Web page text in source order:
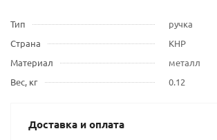
Тип
ручка
Страна
КНР
Материал
металл
Вес, кг
0.12
Доставка и оплата